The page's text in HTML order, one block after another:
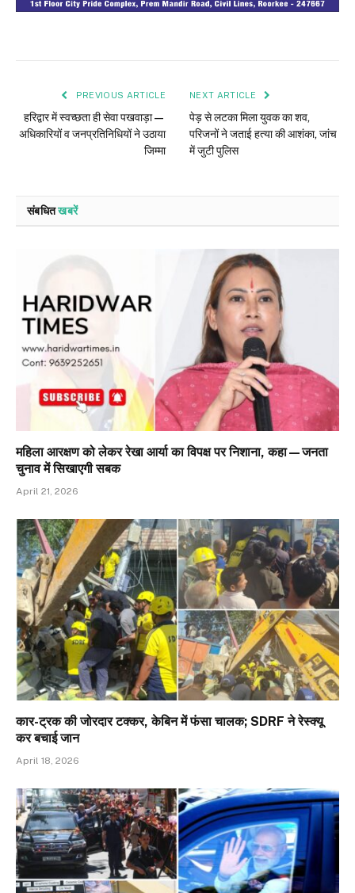
PREVIOUS ARTICLE
हरिद्वार में स्वच्छता ही सेवा पखवाड़ा—
अधिकारियों व जनप्रतिनिधियों ने उठाया
जिम्मा
NEXT ARTICLE
पेड़ से लटका मिला युवक का शव,
परिजनों ने जताई हत्या की आशंका, जांच
में जुटी पुलिस
संबधितखबरें
महिला आरक्षण को लेकर रेखा आर्या का विपक्ष पर निशाना, कहा—जनता
चुनाव में सिखाएगी सबक
April 21, 2026
कार-ट्रक की जोरदार टक्कर, केबिन में फंसा चालक; SDRF ने रेस्क्यू
कर बचाई जान
April 18, 2026